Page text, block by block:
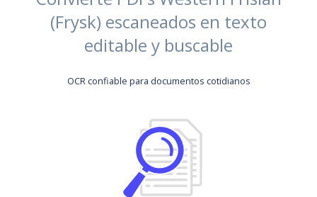
(Frysk) escaneados en texto
editable y buscable
OCR confiable para documentos cotidianos